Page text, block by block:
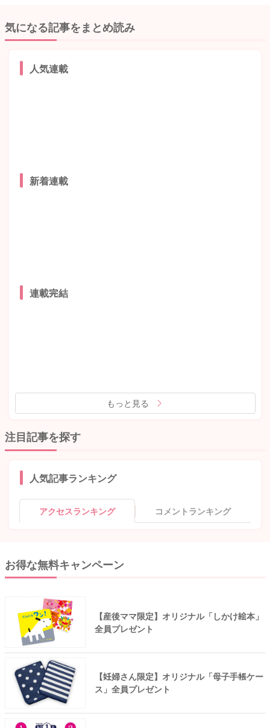
気になる記事をまとめ読み
人気連載
新着連載
連載完結
もっと見る
注目記事を探す
人気記事ランキング
アクセスランキング コメントランキング
お得な無料キャンペーン
【産後ママ限定】オリジナル「しかけ絵本」
全員プレゼント
【妊婦さん限定】オリジナル「母子手帳ケー
ス」全員プレゼント